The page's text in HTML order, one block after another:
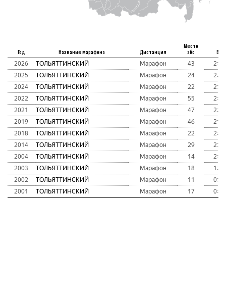
Год Название марафона Дистанция
Место
абс
2026 ТОЛЬЯТТИНСКИЙ Марафон 43
2025
ТОЛЬЯТТИНСКИЙ Марафон 24
2024
ТОЛЬЯТТИНСКИЙ Марафон 22
2022
ТОЛЬЯТТИНСКИЙ Марафон 55
2021
ТОЛЬЯТТИНСКИЙ Марафон 47
2019
ТОЛЬЯТТИНСКИЙ Марафон 46
2018
ТОЛЬЯТТИНСКИЙ Марафон 22
2014
ТОЛЬЯТТИНСКИЙ Марафон 29
2004
ТОЛЬЯТТИНСКИЙ Марафон 14
2003
ТОЛЬЯТТИНСКИЙ Марафон 18
2002
ТОЛЬЯТТИНСКИЙ Марафон 11
2001
ТОЛЬЯТТИНСКИЙ Марафон 17